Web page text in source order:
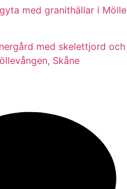
med granithällar i
med skelettjord och
Skåne